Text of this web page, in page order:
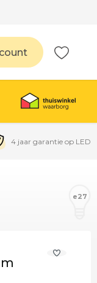
4 jaar garantie op LED
e27